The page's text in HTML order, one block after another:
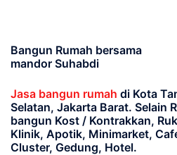
Bangun Rumah bersama
mandor Suhabdi
Jasa bangun rumah di Kota
Selatan, Jakarta Barat. Selain
bangun Kost / Kontrakkan,
Klinik, Apotik, Minimarket,
Cluster, Gedung, Hotel.